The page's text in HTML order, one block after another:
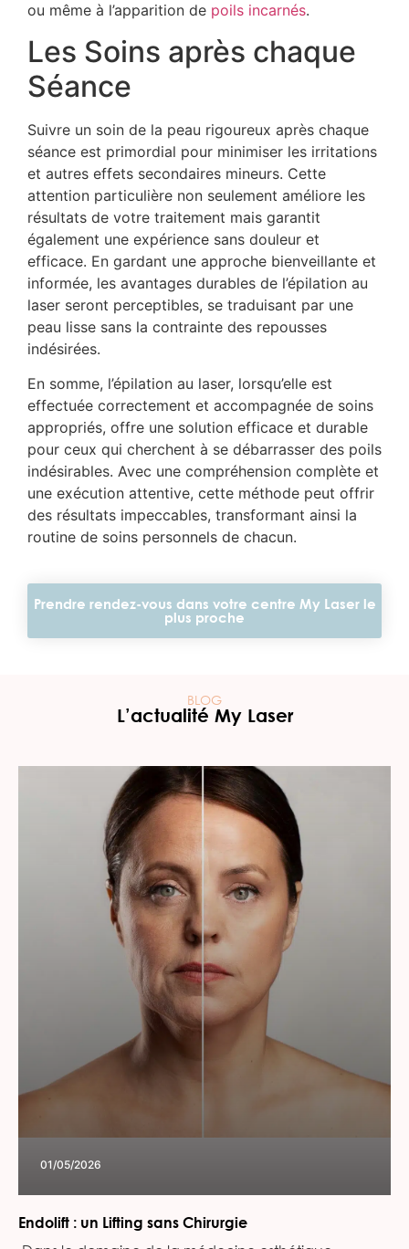
ou même à l’apparition de poils incarnés.
Les Soins après chaque
Séance
Suivre un soin de la peau rigoureux après chaque
séance est primordial pour minimiser les irritations
et autres effets secondaires mineurs. Cette
attention particulière non seulement améliore les
résultats de votre traitement mais garantit
également une expérience sans douleur et
efficace. En gardant une approche bienveillante et
informée, les avantages durables de l’épilation au
laser seront perceptibles, se traduisant par une
peau lisse sans la contrainte des repousses
indésirées.
En somme, l’épilation au laser, lorsqu’elle est
effectuée correctement et accompagnée de soins
appropriés, offre une solution efficace et durable
pour ceux qui cherchent à se débarrasser des poils
indésirables. Avec une compréhension complète et
une exécution attentive, cette méthode peut offrir
des résultats impeccables, transformant ainsi la
routine de soins personnels de chacun.
Prendre rendez-vous dans votre centre My Laser le
plus proche
BLOG
L’actualité My Laser
01/05/2026
Endolift : un Lifting sans Chirurgie